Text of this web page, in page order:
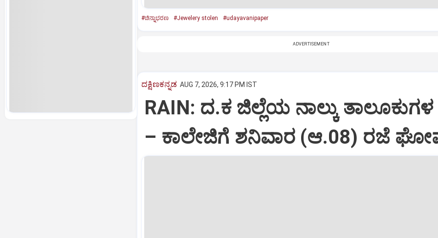
#ಚಿನ್ನಾಭರಣ #Jewelery stolen #udayavanipaper
ADVERTISEMENT
ದಕ್ಷಿಣಕನ್ನಡ AUG 7, 2026, 9:17 PM IST
RAIN: ದ.ಕ ಜಿಲ್ಲೆಯ ನಾಲ್ಕು ತಾಲೂಕುಗಳ
– ಕಾಲೇಜಿಗೆ ಶನಿವಾರ (ಆ.08) ರಜೆ